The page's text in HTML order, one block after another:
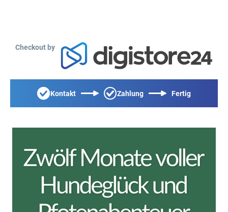
Checkout by
Kontakt Zahlung Fertig